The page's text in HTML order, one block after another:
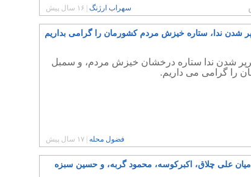
سهراب ارژنگ ۱۶ سال پیش
شدن ندا، ستاره خیزش مردم کشورمان را گرامی بداریم
شدن ندا ستاره درخشان خیزش مردم، و سمبل
را گرامی می داریم.
فضول محله ۱۷ سال پیش
علی چلاق، اکبرکوسه، محمود گربه، و حسین سبزه